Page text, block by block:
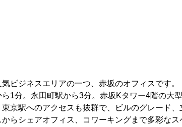
ビジネスエリアの一つ、赤坂のオフィスです。
1分。永田町駅から3分。赤坂Kタワー4階の大
京駅へのアクセスも抜群で、ビルのグレード
らシェアオフィス、コワーキングまで多彩な